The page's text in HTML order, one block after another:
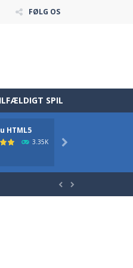
FØLG OS
SPIL
HTML5
3.35K 
 